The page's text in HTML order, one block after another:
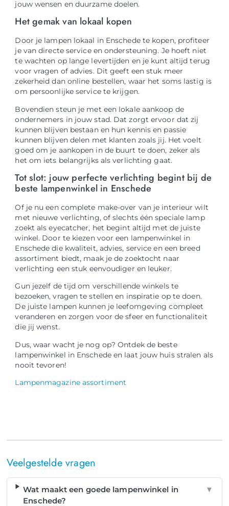
jouw wensen en duurzame doelen.
Het gemak van lokaal kopen
Door je lampen lokaal in Enschede te kopen, profiteer
je van directe service en ondersteuning. Je hoeft niet
te wachten op lange levertijden en je kunt altijd terug
voor vragen of advies. Dit geeft een stuk meer
zekerheid dan online bestellen, waar het soms lastig is
om persoonlijke service te krijgen.
Bovendien steun je met een lokale aankoop de
ondernemers in jouw stad. Dat zorgt ervoor dat zij
kunnen blijven bestaan en hun kennis en passie
kunnen blijven delen met klanten zoals jij. Het voelt
goed om je aankopen in de buurt te doen, zeker als
het om iets belangrijks als verlichting gaat.
Tot slot: jouw perfecte verlichting begint bij de
beste lampenwinkel in Enschede
Of je nu een complete make-over van je interieur wilt
met nieuwe verlichting, of slechts één speciale lamp
zoekt als eyecatcher, het begint altijd met de juiste
winkel. Door te kiezen voor een lampenwinkel in
Enschede die kwaliteit, advies, service en een breed
assortiment biedt, maak je de zoektocht naar
verlichting een stuk eenvoudiger en leuker.
Gun jezelf de tijd om verschillende winkels te
bezoeken, vragen te stellen en inspiratie op te doen.
De juiste lampen kunnen je leefomgeving compleet
veranderen en zorgen voor de sfeer en functionaliteit
die jij wenst.
Dus, waar wacht je nog op? Ontdek de beste
lampenwinkel in Enschede en laat jouw huis stralen als
nooit tevoren!
Lampenmagazine assortiment
Veelgestelde vragen
Wat maakt een goede lampenwinkel in
Enschede?
▼